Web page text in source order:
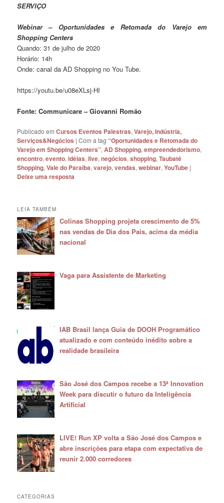
SERVIÇO
Webinar – Oportunidades e Retomada do Varejo em
Shopping Centers
Quando: 31 de julho de 2020
Horário: 14h
Onde: canal da AD Shopping no You Tube.
https://youtu.be/u08eXLsj-HI
Fonte: Communicare – Giovanni Romão
Publicado em Cursos Eventos Palestras,Varejo, Indústria,
Serviços&Negócios |Com a tag“Oportunidades e Retomada do
Varejo em Shopping Centers”,AD Shopping,empreendedorismo,
encontro,evento,idéias,live,negócios,shopping,Taubaté
Shopping,Vale do Paraíba,varejo,vendas,webinar,YouTube |
Deixe uma resposta
LEIA TAMBÉM
Colinas Shopping projeta crescimento de 5%
nas vendas de Dia dos Pais, acima da média
nacional
Vaga para Assistente de Marketing
IAB Brasil lança Guia de DOOH Programático
atualizado e com conteúdo inédito sobre a
realidade brasileira
São José dos Campos recebe a 13ª Innovation
Week para discutir o futuro da Inteligência
Artificial
LIVE! Run XP volta a São José dos Campos e
abre inscrições para etapa com expectativa de
reunir 2.000 corredores
CATEGORIAS